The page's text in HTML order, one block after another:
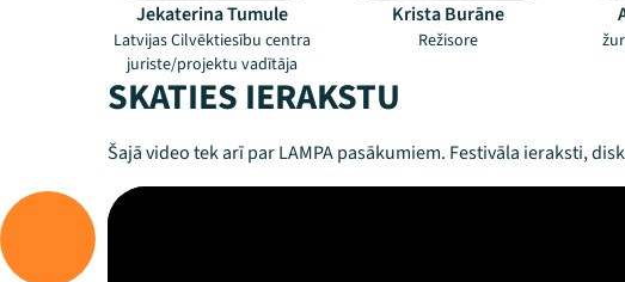
Jekaterina Tumule
Latvijas Cilvēktiesību centra
juriste/projektu vadītāja
Krista Burāne
Režisore
SKATIES IERAKSTU
Šajā video tek arī par LAMPA pasākumiem. Festivāla ieraksti,